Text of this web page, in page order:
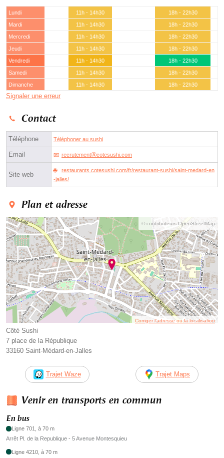
Lundi 11h - 14h30
18h - 22h30
Mardi
11h - 14h30
18h - 22h30
Mercredi
11h - 14h30
18h - 22h30
Jeudi
11h - 14h30
18h - 22h30
Vendredi
11h - 14h30
18h - 22h30
Samedi
11h - 14h30
18h - 22h30
Dimanche
11h - 14h30 18h - 22h30
Signaler une erreur
Contact
Téléphone Téléphoner au sushi
Email recrutementⓐcotesushi.com
Site web
restaurants.cotesushi.com/fr/restaurant-sushi/saint-medard-en
-jalles/
Plan et adresse
© contributeurs OpenStreetMap
Corriger l’adresse ou la localisation
Côté Sushi
7 place de la République
33160 Saint-Médard-en-Jalles
Trajet Waze Trajet Maps
Venir en transports en commun
En bus
Ligne 701, à 70 m
Arrêt Pl. de la Republique - 5 Avenue Montesquieu
Ligne 4210, à 70 m